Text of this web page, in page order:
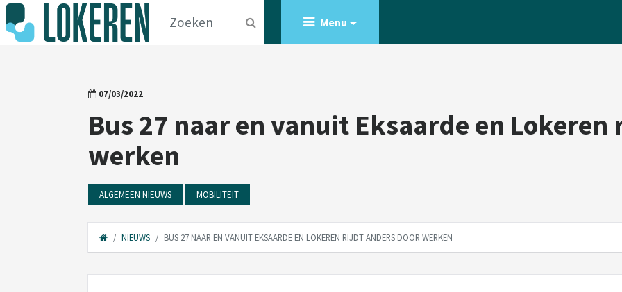
Menu
07/03/2022
Bus 27 naar en vanuit Eksaarde en
werken
ALGEMEEN NIEUWS MOBILITEIT
NIEUWS BUS 27 NAAR EN VANUIT EKSAARDE EN LOKEREN RIJDT ANDERS DOOR WERKEN